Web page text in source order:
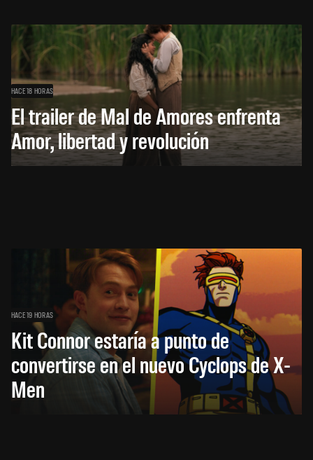
HACE 18 HORAS
El trailer de Mal de Amores enfrenta
Amor, libertad y revolución
HACE 19 HORAS
Kit Connor estaría a punto de
convertirse en el nuevo Cyclops de X-
Men